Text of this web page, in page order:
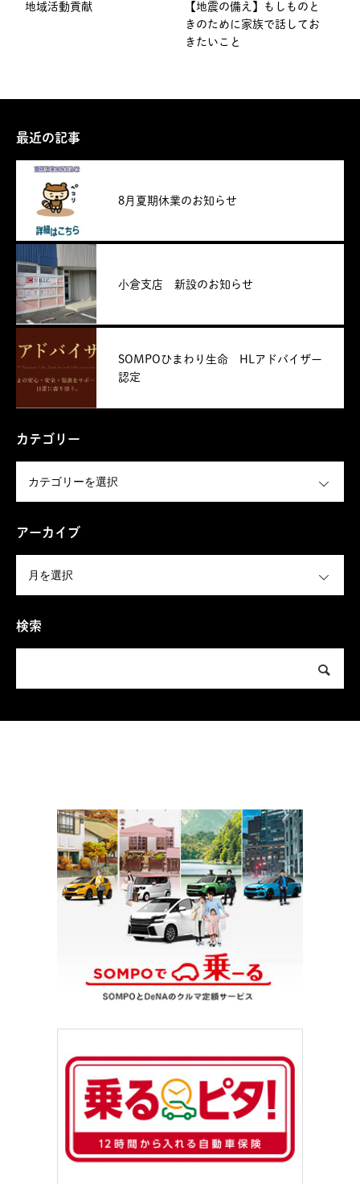
地域活動貢献
【地震の備え】もしものと
きのために家族で話してお
きたいこと
最近の記事
8月夏期休業のお知らせ
小倉支店 新設のお知らせ
SOMPOひまわり生命 HLアドバイザー
認定
カテゴリー
アーカイブ
検索